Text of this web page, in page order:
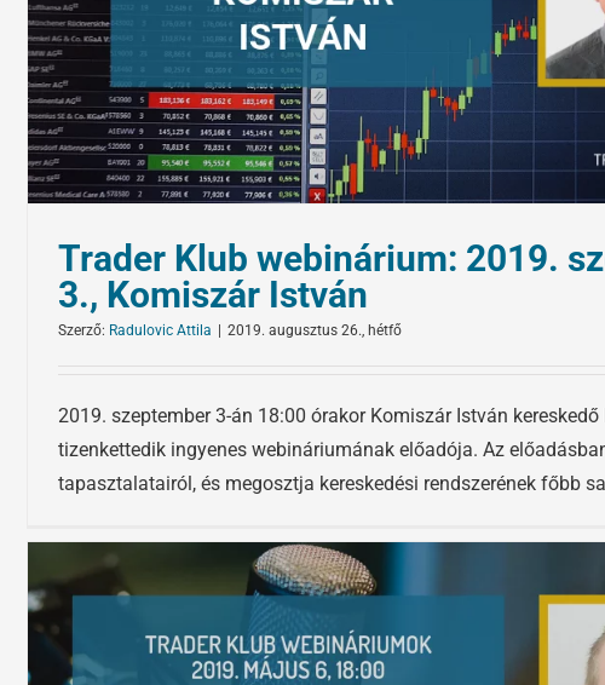
Trader Klub webinárium: 2019.
3., Komiszár István
Szerző: Radulovic Attila | 2019. augusztus 26., hétfő
2019. szeptember 3-án 18:00 órakor Komiszár István kereskedő
tizenkettedik ingyenes webináriumának előadója. Az
tapasztalatairól, és megosztja kereskedési rendszerének főbb